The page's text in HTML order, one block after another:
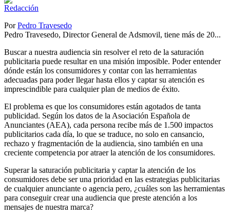
PorPedro Travesedo
Pedro Travesedo, Director General de Adsmovil, tiene más de 20...
Buscar a nuestra audiencia sin resolver el reto de la saturación
publicitaria puede resultar en una misión imposible. Poder entender
dónde están los consumidores y contar con las herramientas
adecuadas para poder llegar hasta ellos y captar su atención es
imprescindible para cualquier plan de medios de éxito.
El problema es que los consumidores están agotados de tanta
publicidad. Según los datos de la Asociación Española de
Anunciantes (AEA), cada persona recibe más de 1.500 impactos
publicitarios cada día, lo que se traduce, no solo en cansancio,
rechazo y fragmentación de la audiencia, sino también en una
creciente competencia por atraer la atención de los consumidores.
Superar la saturación publicitaria y captar la atención de los
consumidores debe ser una prioridad en las estrategias publicitarias
de cualquier anunciante o agencia pero, ¿cuáles son las herramientas
para conseguir crear una audiencia que preste atención a los
mensajes de nuestra marca?